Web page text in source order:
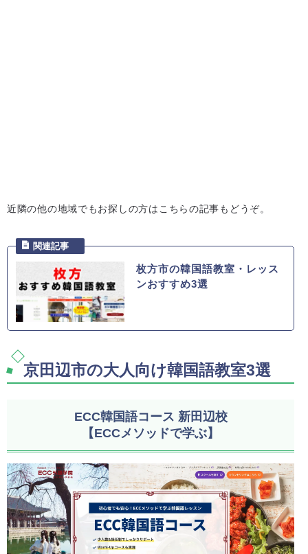
近隣の他の地域でもお探しの方はこちらの記事もどうぞ。
枚方市の韓国語教室・レッス
ンおすすめ3選
京田辺市の大人向け韓国語教室3選
ECC韓国語コース 新田辺校
【ECCメソッドで学ぶ】